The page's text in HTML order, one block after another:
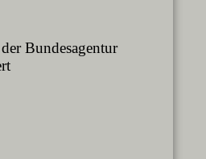
Bundesagentur